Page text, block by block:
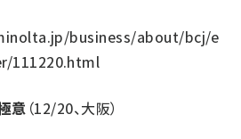
business/about/bcj/e
111220.html
意 （12/20、大阪）